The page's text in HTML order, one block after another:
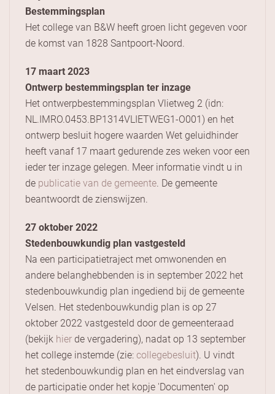
Bestemmingsplan
Het college van B&W heeft groen licht gegeven voor
de komst van 1828 Santpoort-Noord.
17 maart 2023
Ontwerp bestemmingsplan ter inzage
Het ontwerpbestemmingsplan Vlietweg 2 (idn:
NL.IMRO.0453.BP1314VLIETWEG1-O001) en het
ontwerp besluit hogere waarden Wet geluidhinder
heeft vanaf 17 maart gedurende zes weken voor een
ieder ter inzage gelegen. Meer informatie vindt u in
de publicatie van de gemeente. De gemeente
beantwoordt de zienswijzen.
27 oktober 2022
Stedenbouwkundig plan vastgesteld
Na een participatietraject met omwonenden en
andere belanghebbenden is in september 2022 het
stedenbouwkundig plan ingediend bij de gemeente
Velsen. Het stedenbouwkundig plan is op 27
oktober 2022 vastgesteld door de gemeenteraad
(bekijk hier de vergadering), nadat op 13 september
het college instemde (zie: collegebesluit). U vindt
het stedenbouwkundig plan en het eindverslag van
de participatie onder het kopje 'Documenten' op